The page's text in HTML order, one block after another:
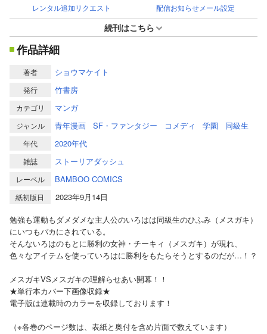
レンタル追加リクエスト 配信お知らせメール設定
続刊はこちら
作品詳細
著者 ショウマケイト
発行 竹書房
カテゴリ マンガ
ジャンル 青年漫画 SF・ファンタジー コメディ 学園 同級生
年代 2020年代
雑誌 ストーリアダッシュ
レーベル BAMBOO COMICS
紙初版日
2023年9月14日
勉強も運動もダメダメな主人公のいろはは同級生のひふみ（メスガキ）
にいつもバカにされている。
そんないろはのもとに勝利の女神・チーキィ（メスガキ）が現れ、
色々なアイテムを使っていろはに勝利をもたらそうとするのだが…！？
メスガキVSメスガキの理解らせあい開幕！！
★単行本カバー下画像収録★
電子版は連載時のカラーを収録しております！
（※各巻のページ数は、表紙と奥付を含め片面で数えています）